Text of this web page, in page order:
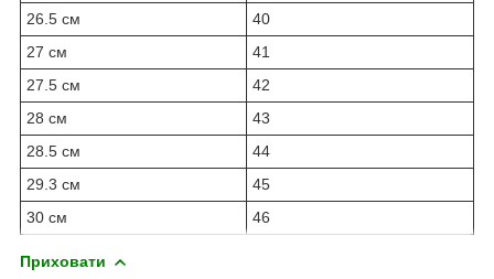
26.5 см
40
27 см
41
27.5 см
42
28 см
43
28.5 см
44
29.3 см
45
30 см
46
Приховати